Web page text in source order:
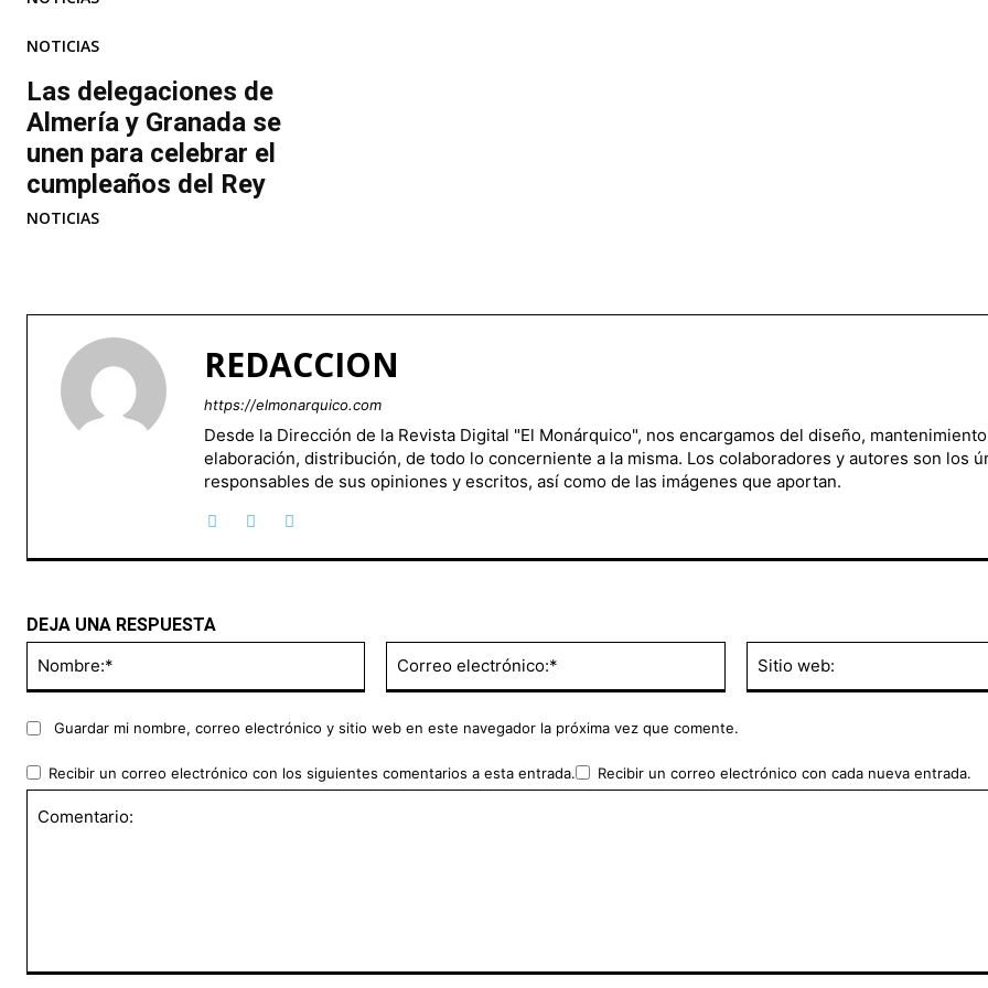
NOTICIAS
Las delegaciones de
Almería y Granada se
unen para celebrar el
cumpleaños del Rey
NOTICIAS
REDACCION
https://elmonarquico.com
Desde la Dirección de la Revista Digital "El Monárquico", nos encargamos del diseño,
elaboración, distribución, de todo lo concerniente a la misma. Los colaboradores y autores son los
responsables de sus opiniones y escritos, así como de las imágenes que aportan.
DEJA UNA RESPUESTA
electrónico:*
Guardar mi nombre, correo electrónico y sitio web en este navegador la próxima vez que comente.
Recibir un correo electrónico con los siguientes comentarios a esta entrada. Recibir un correo electrónico con cada nueva entrada.